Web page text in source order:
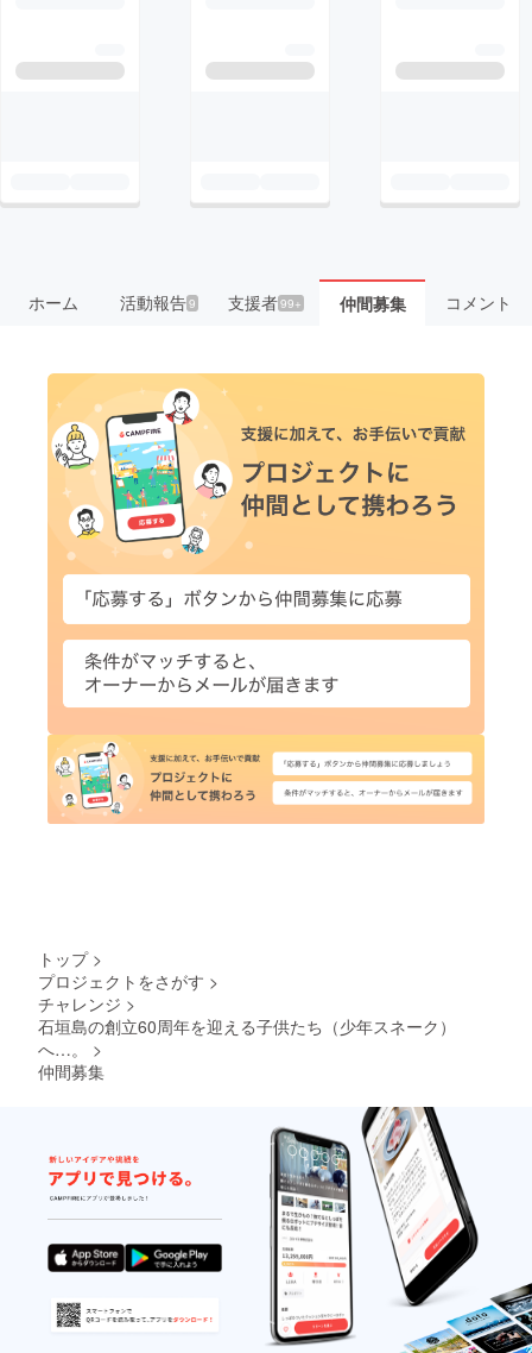
ホーム 活動報告9 支援者99+ 仲間募集 コメント
トップ >
プロジェクトをさがす >
チャレンジ >
石垣島の創立60周年を迎える子供たち（少年スネーク）
へ…。
>
仲間募集